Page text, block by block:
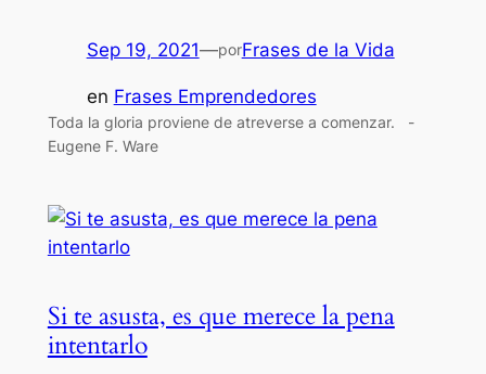
Sep 19, 2021—porFrases de la Vida
en Frases Emprendedores
Toda la gloria proviene de atreverse a comenzar. -
Eugene F. Ware
Si te asusta, es que merece la pena
intentarlo